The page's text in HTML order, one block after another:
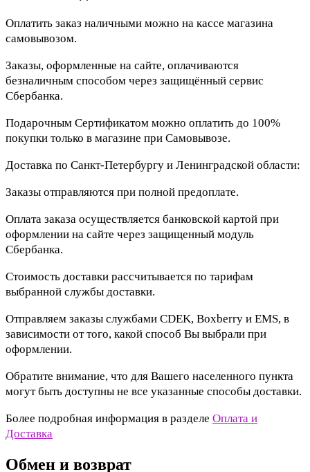
Оплатить заказ наличными можно на кассе магазина
самовывозом.
Заказы, оформленные на сайте, оплачиваются
безналичным способом через защищённый сервис
Сбербанка.
Подарочным Сертификатом можно оплатить до 100%
покупки только в магазине при Самовывозе.
Доставка по Санкт-Петербургу и Ленинградской области:
Заказы отправляются при полной предоплате.
Оплата заказа осуществляется банковской картой при
оформлении на сайте через защищенный модуль
Сбербанка.
Стоимость доставки рассчитывается по тарифам
выбранной службы доставки.
Отправляем заказы службами CDEK, Boxberry и EMS, в
зависимости от того, какой способ Вы выбрали при
оформлении.
Обратите внимание, что для Вашего населенного пункта
могут быть доступны не все указанные способы доставки.
Более подробная информация в разделе Оплата и
Доставка
Обмен и возврат